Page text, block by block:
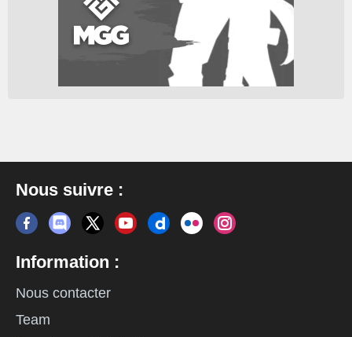
Nous suivre :
Information :
Nous contacter
Team